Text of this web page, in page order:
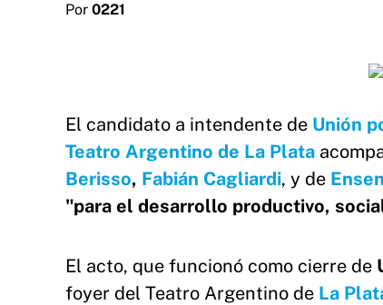
Por 0221
El candidato a intendente de Unión
Teatro Argentino de La Plata
Berisso, Fabián Cagliardi, y de
"para el desarrollo productivo,
El acto, que funcionó como cierre de
foyer del Teatro Argentino de La